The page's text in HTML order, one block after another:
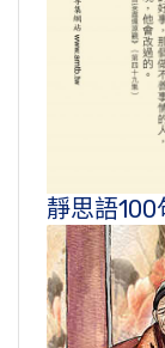
靜思語100